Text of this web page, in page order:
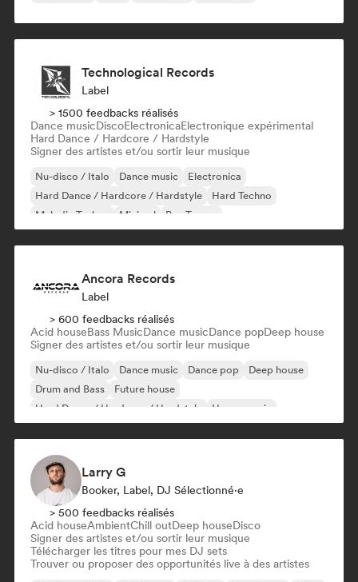
Technological Records
Label
> 1500 feedbacks réalisés
Dance musicDiscoElectronicaElectronique expérimental
Hard Dance / Hardcore / Hardstyle
Signer des artistes et/ou sortir leur musique
Nu-disco / Italo Dance music
Electronica
Hard Dance / Hardcore / Hardstyle
Hard Techno
Melodic Techno
Minimal Psy-Trance
Ancora Records
Label
> 600 feedbacks réalisés
Acid houseBass MusicDance musicDance popDeep house
Signer des artistes et/ou sortir leur musique
Nu-disco / Italo Dance music Dance pop
Deep house
Drum and Bass
Future house
Hard Dance / Hardcore / Hardstyle
House music
Larry G
Booker, Label, DJ Sélectionné·e
> 500 feedbacks réalisés
Acid houseAmbientChill outDeep houseDisco
Signer des artistes et/ou sortir leur musique
Télécharger les titres pour mes DJ sets
Trouver ou proposer des opportunités live à des artistes